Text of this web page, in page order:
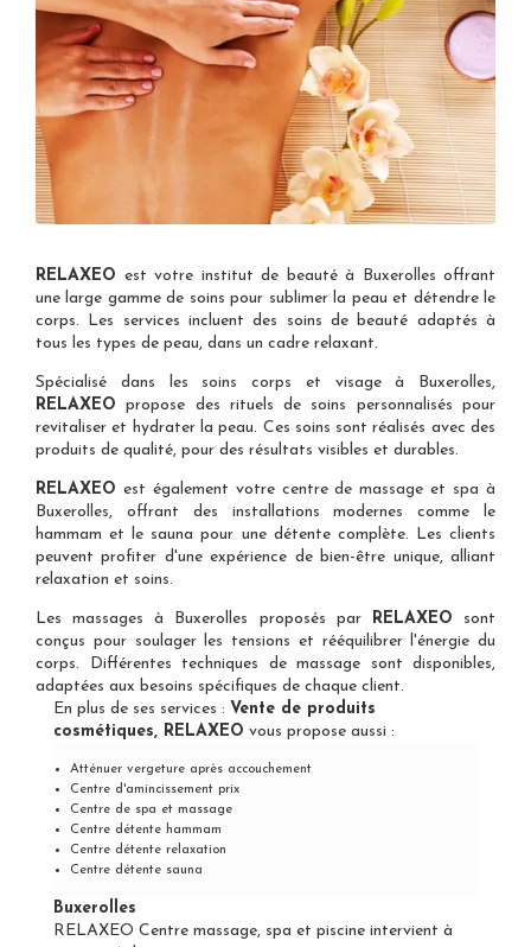
RELAXEO est votre institut de beauté à Buxerolles offrant
une large gamme de soins pour sublimer la peau et détendre le
corps. Les services incluent des soins de beauté adaptés à
tous les types de peau, dans un cadre relaxant.
Spécialisé dans les soins corps et visage à Buxerolles,
RELAXEO propose des rituels de soins personnalisés pour
revitaliser et hydrater la peau. Ces soins sont réalisés avec des
produits de qualité, pour des résultats visibles et durables.
RELAXEO est également votre centre de massage et spa à
Buxerolles, offrant des installations modernes comme le
hammam et le sauna pour une détente complète. Les clients
peuvent profiter d'une expérience de bien-être unique, alliant
relaxation et soins.
Lesmassages à Buxerolles proposés par RELAXEO sont
conçus pour soulager les tensions et rééquilibrer l'énergie du
corps. Différentes techniques de massage sont disponibles,
adaptées aux besoins spécifiques de chaque client.
En plus de ses services : Vente de produits
cosmétiques, RELAXEO vous propose aussi :
Atténuer vergeture après accouchement
Centre d'amincissement prix
Centre de spa et massage
Centre détente hammam
Centre détente relaxation
Centre détente sauna
Buxerolles
RELAXEO Centre massage, spa et piscine intervient à